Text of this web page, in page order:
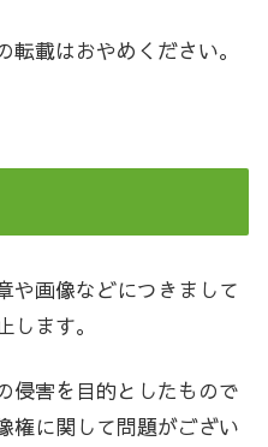
載はおやめください。
や画像などにつきまして
ます。
侵害を目的としたもので
権に関して問題がござい